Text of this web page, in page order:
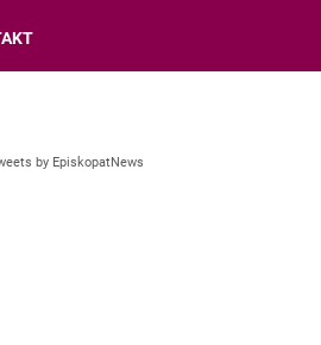
by EpiskopatNews